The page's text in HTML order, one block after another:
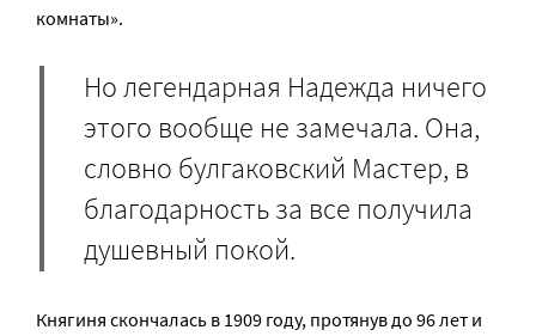
комнаты».
Но легендарная Надежда ничего
этого вообще не замечала. Она,
словно булгаковский Мастер, в
благодарность за все получила
душевный покой.
Княгиня скончалась в 1909 году, протянув до 96 лет и